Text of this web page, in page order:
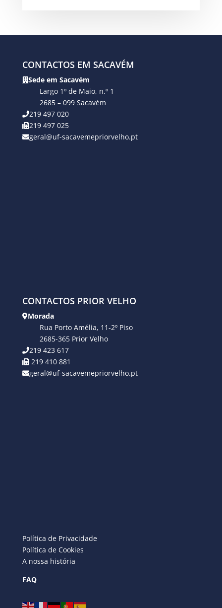
CONTACTOS EM SACAVÉM
Sede em Sacavém
Largo 1º de Maio, n.º 1
2685 – 099 Sacavém
219 497 020
219 497 025
geral@uf-sacavemepriorvelho.pt
CONTACTOS PRIOR VELHO
Morada
Rua Porto Amélia, 11-2º Piso
2685-365 Prior Velho
219 423 617
219 410 881
geral@uf-sacavemepriorvelho.pt
Política de Privacidade
Política de Cookies
A nossa história
FAQ